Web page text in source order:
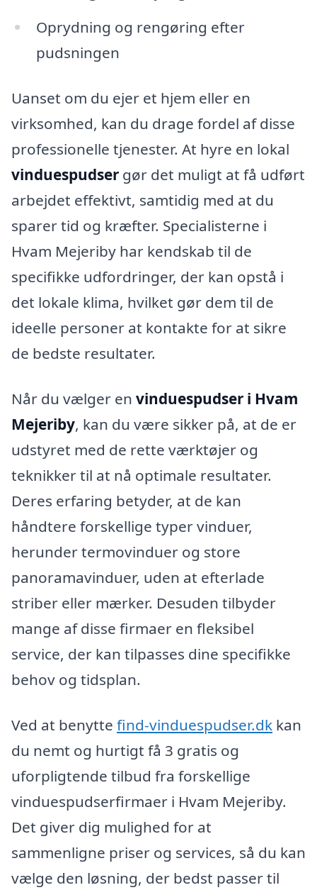
Oprydning og rengøring efter
pudsningen
Uanset om du ejer et hjem eller en
virksomhed, kan du drage fordel af disse
professionelle tjenester. At hyre en lokal
vinduespudser gør det muligt at få udført
arbejdet effektivt, samtidig med at du
sparer tid og kræfter. Specialisterne i
Hvam Mejeriby har kendskab til de
specifikke udfordringer, der kan opstå i
det lokale klima, hvilket gør dem til de
ideelle personer at kontakte for at sikre
de bedste resultater.
Når du vælger en vinduespudser i Hvam
Mejeriby, kan du være sikker på, at de er
udstyret med de rette værktøjer og
teknikker til at nå optimale resultater.
Deres erfaring betyder, at de kan
håndtere forskellige typer vinduer,
herunder termovinduer og store
panoramavinduer, uden at efterlade
striber eller mærker. Desuden tilbyder
mange af disse firmaer en fleksibel
service, der kan tilpasses dine specifikke
behov og tidsplan.
Ved at benytte find-vinduespudser.dk kan
du nemt og hurtigt få 3 gratis og
uforpligtende tilbud fra forskellige
vinduespudserfirmaer i Hvam Mejeriby.
Det giver dig mulighed for at
sammenligne priser og services, så du kan
vælge den løsning, der bedst passer til